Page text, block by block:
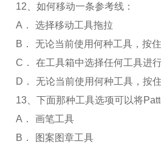
12 、如何移动一条参考线：
A ．
选择移动工具拖拉
B ． 无论当前使用何种工具，按住
C ．
在工具箱中选择任何工具进
D ． 无论当前使用何种工具，按住
13 、下面那种工具选项可以将
A ．
画笔工具
B ．
图案图章工具